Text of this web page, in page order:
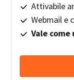
Attivabile
Webmail e
Vale come